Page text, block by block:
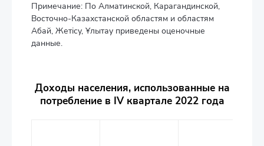
Примечание: По Алматинской, Карагандинской,
Восточно-Казахстанской областям и областям
Абай, Жетісу, Ұлытау приведены оценочные
данные.
Доходы населения, использованные на
потребление в IV квартале 2022 года